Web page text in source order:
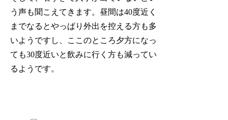
う声も聞こえてきます。昼間は40度近く
までなるとやっぱり外出を控える方も多
いようですし、ここのところ夕方になっ
ても30度近いと飲みに行く方も減ってい
るようです。